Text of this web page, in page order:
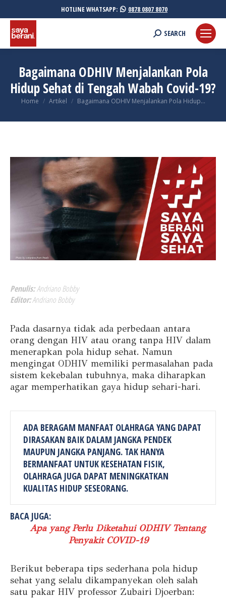
HOTLINE WHATSAPP: 0878 0807 8070
Search:
SEARCH
Bagaimana ODHIV Menjalankan Pola
Hidup Sehat di Tengah Wabah Covid-19?
You are here:
Home Artikel Bagaimana ODHIV Menjalankan Pola Hidup…
Penulis:Andriano Bobby
Editor:Andriano Bobby
Pada dasarnya tidak ada perbedaan antara
orang dengan HIV atau orang tanpa HIV dalam
menerapkan pola hidup sehat. Namun
mengingat ODHIV memiliki permasalahan pada
sistem kekebalan tubuhnya, maka diharapkan
agar memperhatikan gaya hidup sehari-hari.
ADA BERAGAM MANFAAT OLAHRAGA YANG DAPAT
DIRASAKAN BAIK DALAM JANGKA PENDEK
MAUPUN JANGKA PANJANG. TAK HANYA
BERMANFAAT UNTUK KESEHATAN FISIK,
OLAHRAGA JUGA DAPAT MENINGKATKAN
KUALITAS HIDUP SESEORANG.
BACA JUGA:
Apa yang Perlu Diketahui ODHIV Tentang
Penyakit COVID-19
Berikut beberapa tips sederhana pola hidup
sehat yang selalu dikampanyekan oleh salah
satu pakar HIV professor Zubairi Djoerban: